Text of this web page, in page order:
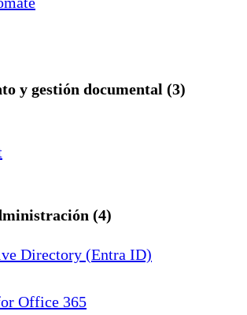
y gestión documental (3)
(4)
Directory (Entra ID)
Office 365